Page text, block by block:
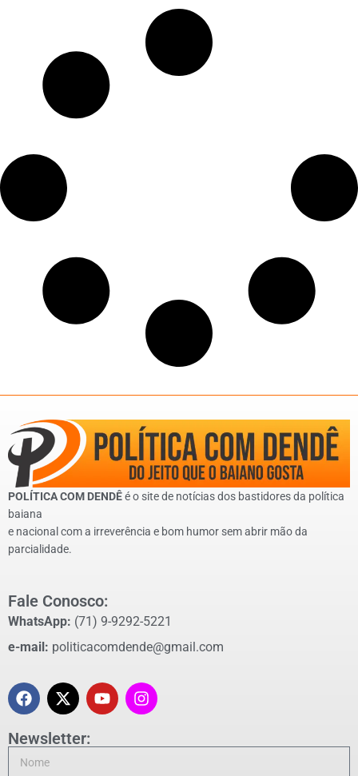
POLÍTICA COM DENDÊé o site de notícias dos bastidores da política
baiana
e nacional com a irreverência e bom humor sem abrir mão da
parcialidade.
Fale Conosco:
WhatsApp: (71) 9-9292-5221
e-mail: politicacomdende@gmail.com
Newsletter: